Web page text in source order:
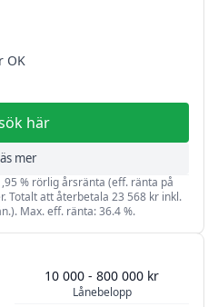
OK
här
mer
% rörlig årsränta (eff. ränta på
Totalt att återbetala 23 568 kr inkl.
Max. eff. ränta: 36.4 %.
Lånebelopp
10 000 - 800 000 kr